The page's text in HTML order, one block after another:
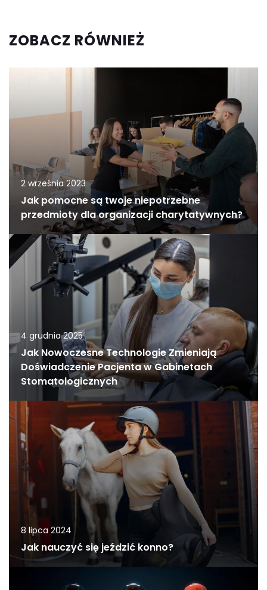
ZOBACZ RÓWNIEŻ
2 września 2023
Jak pomocne są twoje niepotrzebne
przedmioty dla organizacji charytatywnych?
4 grudnia 2025
Jak Nowoczesne Technologie Zmieniają
Doświadczenie Pacjenta w Gabinetach
Stomatologicznych
8 lipca 2024
Jak nauczyć się jeździć konno?